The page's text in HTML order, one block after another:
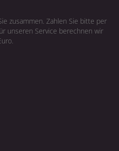
zusammen. Zahlen Sie bitte per
unseren Service berechnen wir